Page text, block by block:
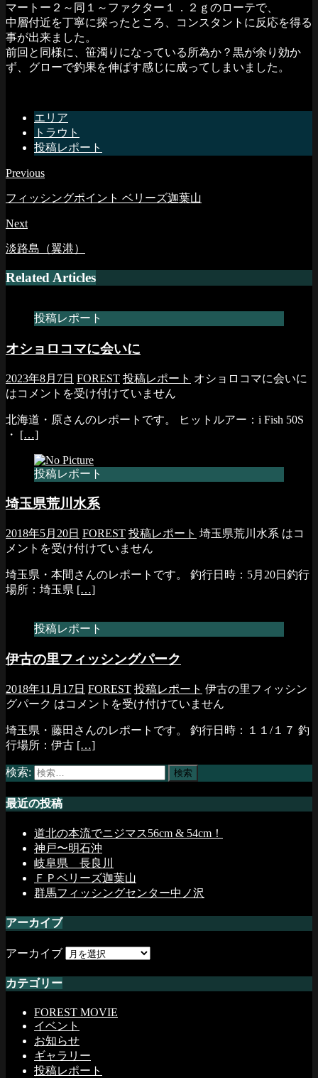
マートー２～同１～ファクター１．２ｇのローテで、
中層付近を丁寧に探ったところ、コンスタントに反応を得る
事が出来ました。
前回と同様に、笹濁りになっている所為か？黒が余り効か
ず、グローで釣果を伸ばす感じに成ってしまいました。
エリア
トラウト
投稿レポート
Previous
フィッシングポイント ベリーズ迦葉山
Next
淡路島（翼港）
Related Articles
投稿レポート
オショロコマに会いに
2023年8月7日 FOREST 投稿レポート オショロコマに会いに
はコメントを受け付けていません
北海道・原さんのレポートです。 ヒットルアー：i Fish 50S
・ […]
投稿レポート
埼玉県荒川水系
2018年5月20日 FOREST 投稿レポート 埼玉県荒川水系 はコ
メントを受け付けていません
埼玉県・本間さんのレポートです。 釣行日時：5月20日釣行
場所：埼玉県 […]
投稿レポート
伊古の里フィッシングパーク
2018年11月17日 FOREST 投稿レポート 伊古の里フィッシン
グパーク はコメントを受け付けていません
埼玉県・藤田さんのレポートです。 釣行日時：１１/１７ 釣
行場所：伊古 […]
検索:
最近の投稿
道北の本流でニジマス56cm & 54cm！
神戸〜明石沖
岐阜県 長良川
ＦＰベリーズ迦葉山
群馬フィッシングセンター中ノ沢
アーカイブ
アーカイブ
カテゴリー
FOREST MOVIE
イベント
お知らせ
ギャラリー
投稿レポート